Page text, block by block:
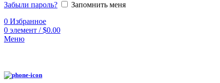
Забыли пароль?
Запомнить меня
0 Избранное
0 элемент / $0.00
Меню